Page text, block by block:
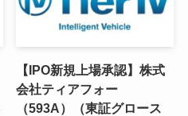
【IPO新規上場承認】株式
会社ティアフォー
（593A）（東証グロース